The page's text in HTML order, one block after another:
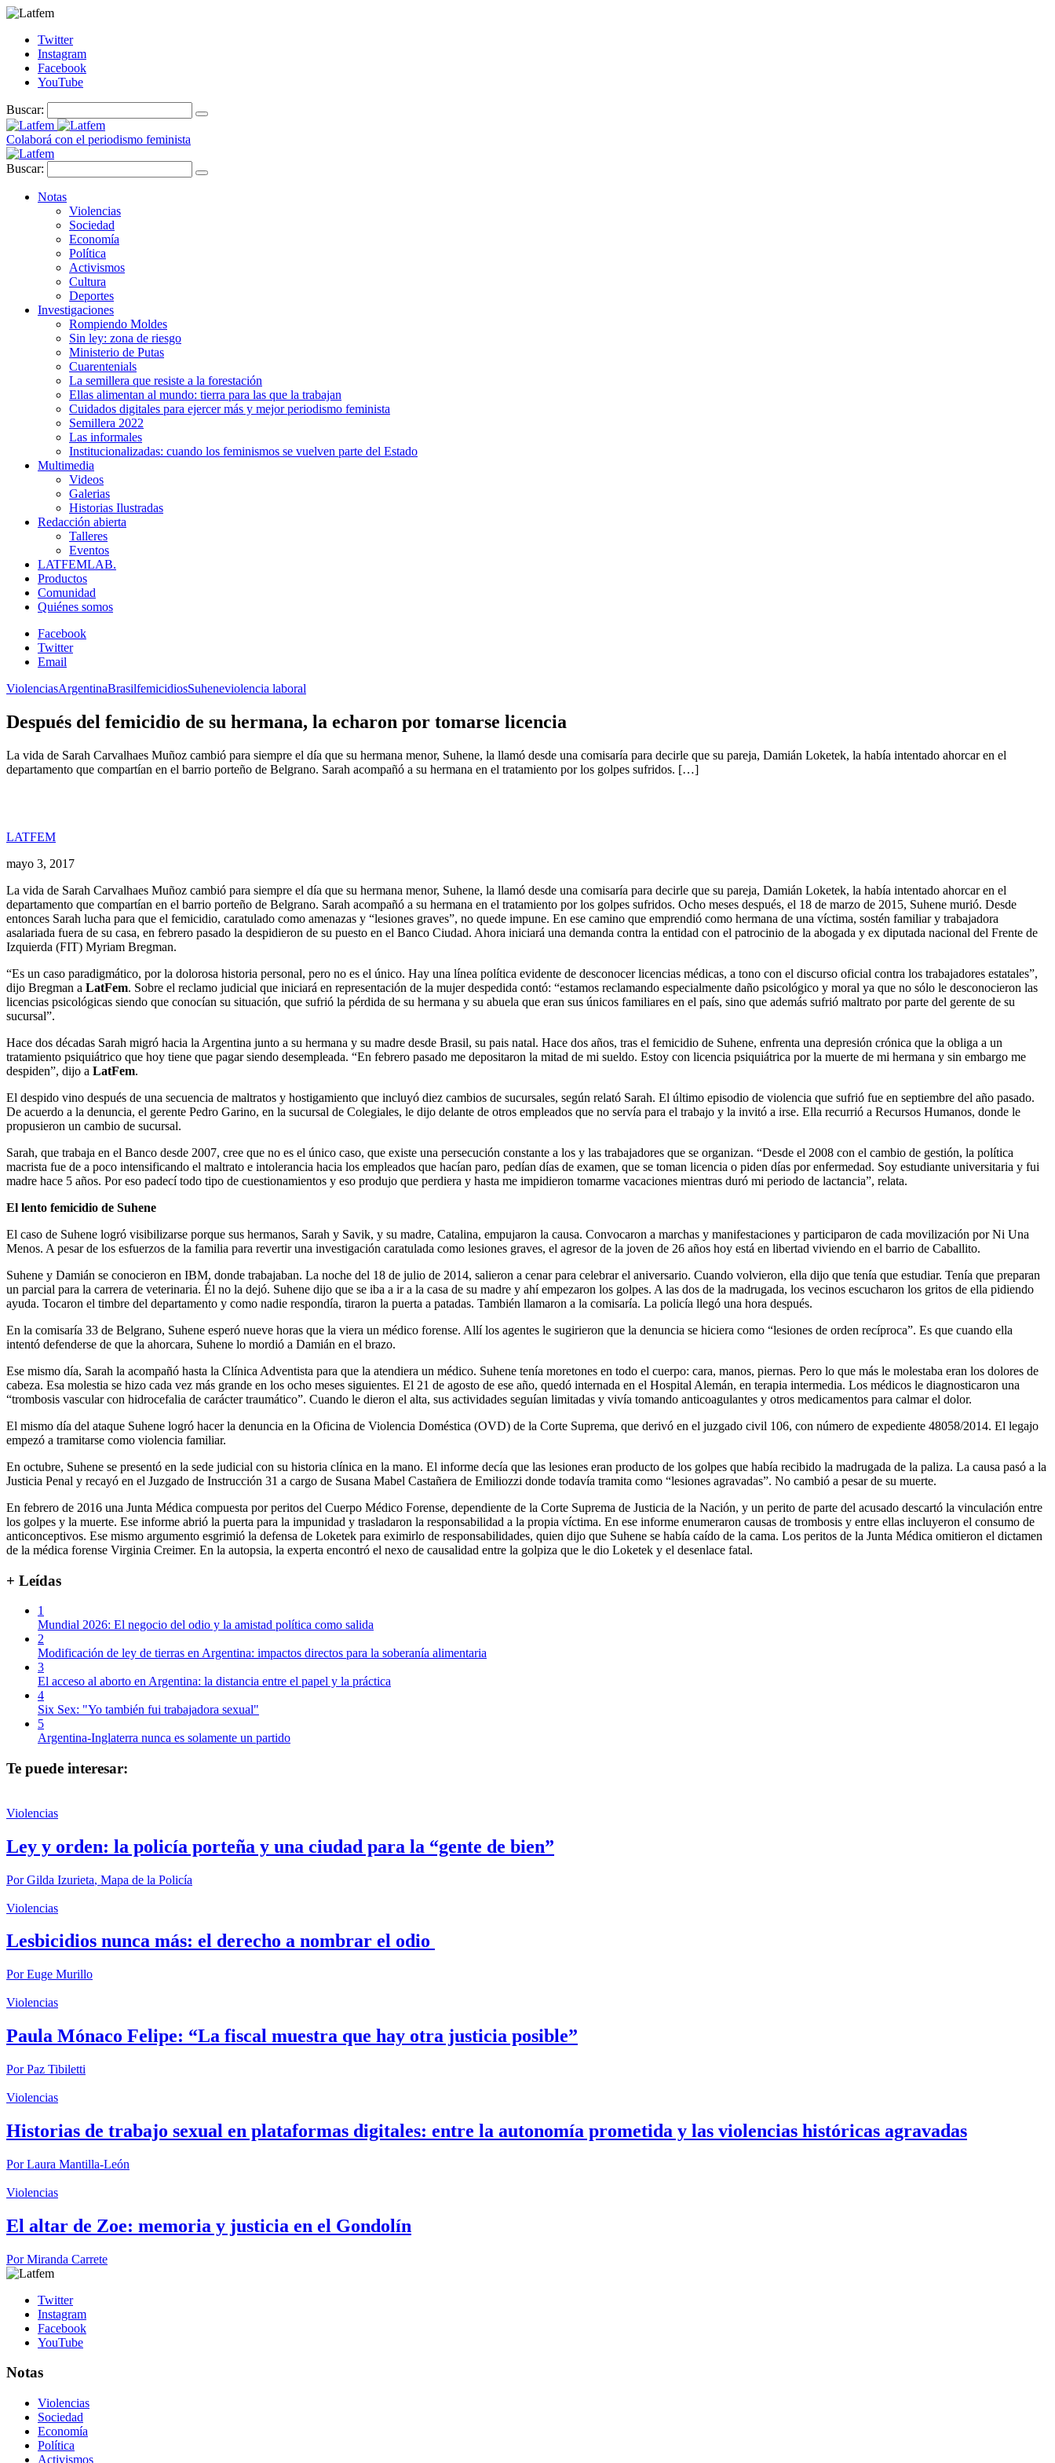
Twitter
Instagram
Facebook
YouTube
Buscar:
Colaborá con el periodismo feminista
Buscar:
Notas
Violencias
Sociedad
Economía
Política
Activismos
Cultura
Deportes
Investigaciones
Rompiendo Moldes
Sin ley: zona de riesgo
Ministerio de Putas
Cuarentenials
La semillera que resiste a la forestación
Ellas alimentan al mundo: tierra para las que la trabajan
Cuidados digitales para ejercer más y mejor periodismo feminista
Semillera 2022
Las informales
Institucionalizadas: cuando los feminismos se vuelven parte del Estado
Multimedia
Videos
Galerias
Historias Ilustradas
Redacción abierta
Talleres
Eventos
LATFEMLAB.
Productos
Comunidad
Quiénes somos
Facebook
Twitter
Email
ViolenciasArgentinaBrasilfemicidiosSuheneviolencia laboral
Después del femicidio de su hermana, la echaron por tomarse licencia
La vida de Sarah Carvalhaes Muñoz cambió para siempre el día que su hermana menor, Suhene, la llamó desde una comisaría para decirle que su pareja, Damián Loketek, la había intentado ahorcar en el
departamento que compartían en el barrio porteño de Belgrano. Sarah acompañó a su hermana en el tratamiento por los golpes sufridos. […]
LATFEM
mayo 3, 2017
La vida de Sarah Carvalhaes Muñoz cambió para siempre el día que su hermana menor, Suhene, la llamó desde una comisaría para decirle que su pareja, Damián Loketek, la había intentado ahorcar en el
departamento que compartían en el barrio porteño de Belgrano. Sarah acompañó a su hermana en el tratamiento por los golpes sufridos. Ocho meses después, el 18 de marzo de 2015, Suhene murió. Desde
entonces Sarah lucha para que el femicidio, caratulado como amenazas y “lesiones graves”, no quede impune. En ese camino que emprendió como hermana de una víctima, sostén familiar y trabajadora
asalariada fuera de su casa, en febrero pasado la despidieron de su puesto en el Banco Ciudad. Ahora iniciará una demanda contra la entidad con el patrocinio de la abogada y ex diputada nacional del Frente de
Izquierda (FIT) Myriam Bregman.
“Es un caso paradigmático, por la dolorosa historia personal, pero no es el único. Hay una línea política evidente de desconocer licencias médicas, a tono con el discurso oficial contra los trabajadores estatales”,
dijo Bregman a LatFem. Sobre el reclamo judicial que iniciará en representación de la mujer despedida contó: “estamos reclamando especialmente daño psicológico y moral ya que no sólo le desconocieron las
licencias psicológicas siendo que conocían su situación, que sufrió la pérdida de su hermana y su abuela que eran sus únicos familiares en el país, sino que además sufrió maltrato por parte del gerente de su
sucursal”.
Hace dos décadas Sarah migró hacia la Argentina junto a su hermana y su madre desde Brasil, su pais natal. Hace dos años, tras el femicidio de Suhene, enfrenta una depresión crónica que la obliga a un
tratamiento psiquiátrico que hoy tiene que pagar siendo desempleada. “En febrero pasado me depositaron la mitad de mi sueldo. Estoy con licencia psiquiátrica por la muerte de mi hermana y sin embargo me
despiden”, dijo a LatFem.
El despido vino después de una secuencia de maltratos y hostigamiento que incluyó diez cambios de sucursales, según relató Sarah. El último episodio de violencia que sufrió fue en septiembre del año pasado.
De acuerdo a la denuncia, el gerente Pedro Garino, en la sucursal de Colegiales, le dijo delante de otros empleados que no servía para el trabajo y la invitó a irse. Ella recurrió a Recursos Humanos, donde le
propusieron un cambio de sucursal.
Sarah, que trabaja en el Banco desde 2007, cree que no es el único caso, que existe una persecución constante a los y las trabajadores que se organizan. “Desde el 2008 con el cambio de gestión, la política
macrista fue de a poco intensificando el maltrato e intolerancia hacia los empleados que hacían paro, pedían días de examen, que se toman licencia o piden días por enfermedad. Soy estudiante universitaria y fui
madre hace 5 años. Por eso padecí todo tipo de cuestionamientos y eso produjo que perdiera y hasta me impidieron tomarme vacaciones mientras duró mi periodo de lactancia”, relata.
El lento femicidio de Suhene
El caso de Suhene logró visibilizarse porque sus hermanos, Sarah y Savik, y su madre, Catalina, empujaron la causa. Convocaron a marchas y manifestaciones y participaron de cada movilización por Ni Una
Menos. A pesar de los esfuerzos de la familia para revertir una investigación caratulada como lesiones graves, el agresor de la joven de 26 años hoy está en libertad viviendo en el barrio de Caballito.
Suhene y Damián se conocieron en IBM, donde trabajaban. La noche del 18 de julio de 2014, salieron a cenar para celebrar el aniversario. Cuando volvieron, ella dijo que tenía que estudiar. Tenía que preparan
un parcial para la carrera de veterinaria. Él no la dejó. Suhene dijo que se iba a ir a la casa de su madre y ahí empezaron los golpes. A las dos de la madrugada, los vecinos escucharon los gritos de ella pidiendo
ayuda. Tocaron el timbre del departamento y como nadie respondía, tiraron la puerta a patadas. También llamaron a la comisaría. La policía llegó una hora después.
En la comisaría 33 de Belgrano, Suhene esperó nueve horas que la viera un médico forense. Allí los agentes le sugirieron que la denuncia se hiciera como “lesiones de orden recíproca”. Es que cuando ella
intentó defenderse de que la ahorcara, Suhene lo mordió a Damián en el brazo.
Ese mismo día, Sarah la acompañó hasta la Clínica Adventista para que la atendiera un médico. Suhene tenía moretones en todo el cuerpo: cara, manos, piernas. Pero lo que más le molestaba eran los dolores de
cabeza. Esa molestia se hizo cada vez más grande en los ocho meses siguientes. El 21 de agosto de ese año, quedó internada en el Hospital Alemán, en terapia intermedia. Los médicos le diagnosticaron una
“trombosis vascular con hidrocefalia de carácter traumático”. Cuando le dieron el alta, sus actividades seguían limitadas y vivía tomando anticoagulantes y otros medicamentos para calmar el dolor.
El mismo día del ataque Suhene logró hacer la denuncia en la Oficina de Violencia Doméstica (OVD) de la Corte Suprema, que derivó en el juzgado civil 106, con número de expediente 48058/2014. El legajo
empezó a tramitarse como violencia familiar.
En octubre, Suhene se presentó en la sede judicial con su historia clínica en la mano. El informe decía que las lesiones eran producto de los golpes que había recibido la madrugada de la paliza. La causa pasó a la
Justicia Penal y recayó en el Juzgado de Instrucción 31 a cargo de Susana Mabel Castañera de Emiliozzi donde todavía tramita como “lesiones agravadas”. No cambió a pesar de su muerte.
En febrero de 2016 una Junta Médica compuesta por peritos del Cuerpo Médico Forense, dependiente de la Corte Suprema de Justicia de la Nación, y un perito de parte del acusado descartó la vinculación entre
los golpes y la muerte. Ese informe abrió la puerta para la impunidad y trasladaron la responsabilidad a la propia víctima. En ese informe enumeraron causas de trombosis y entre ellas incluyeron el consumo de
anticonceptivos. Ese mismo argumento esgrimió la defensa de Loketek para eximirlo de responsabilidades, quien dijo que Suhene se había caído de la cama. Los peritos de la Junta Médica omitieron el dictamen
de la médica forense Virginia Creimer. En la autopsia, la experta encontró el nexo de causalidad entre la golpiza que le dio Loketek y el desenlace fatal.
+ Leídas
1
Mundial 2026: El negocio del odio y la amistad política como salida
2
Modificación de ley de tierras en Argentina: impactos directos para la soberanía alimentaria
3
El acceso al aborto en Argentina: la distancia entre el papel y la práctica
4
Six Sex: "Yo también fui trabajadora sexual"
5
Argentina-Inglaterra nunca es solamente un partido
Te puede interesar:
Violencias
Ley y orden: la policía porteña y una ciudad para la “gente de bien”
PorGilda Izurieta, Mapa de la Policía
Violencias
Lesbicidios nunca más: el derecho a nombrar el odio
PorEuge Murillo
Violencias
Paula Mónaco Felipe: “La fiscal muestra que hay otra justicia posible”
PorPaz Tibiletti
Violencias
Historias de trabajo sexual en plataformas digitales: entre la autonomía prometida y las violencias históricas agravadas
PorLaura Mantilla-León
Violencias
El altar de Zoe: memoria y justicia en el Gondolín
PorMiranda Carrete
Twitter
Instagram
Facebook
YouTube
Notas
Violencias
Sociedad
Economía
Política
Activismos